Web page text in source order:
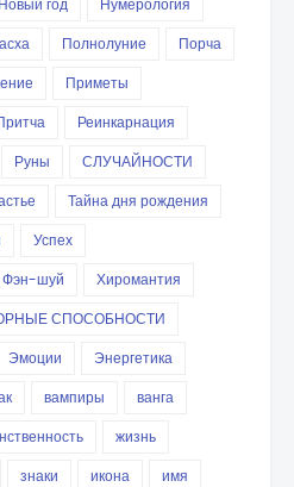
Новый год
Нумерология
Полнолуние
Порча
Приметы
Реинкарнация
Руны
СЛУЧАЙНОСТИ
Тайна дня рождения
Успех
Фэн-шуй
Хиромантия
СПОСОБНОСТИ
Эмоции
Энергетика
вампиры
ванга
жизнь
знаки икона
имя